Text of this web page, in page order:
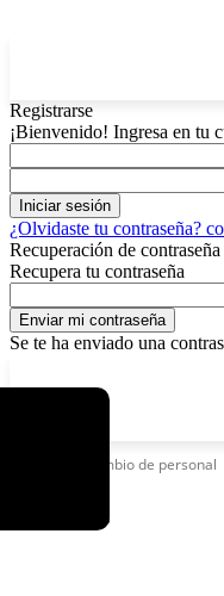
Registrarse
¡Bienvenido! Ingresa en tu
¿Olvidaste tu contraseña?
Recuperación de contraseña
Recupera tu contraseña
Se te ha enviado una
Cambio de personal